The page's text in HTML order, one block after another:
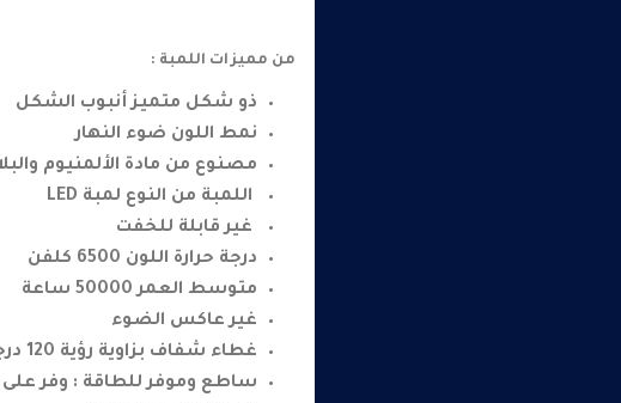
من مميزات اللمبة :
ذو شكل متميز أنبوب الشكل
نمط اللون ضوء النهار
مصنوع من مادة الألمنيوم
اللمبة من النوع لمبة LED
غير قابلة للخفت
درجة حرارة اللون 6500 كلفن
متوسط العمر 50000 ساعة
غير عاكس الضوء
غطاء شفاف بزاوية رؤية 120 درجة ، غير قابل للانعكاس.